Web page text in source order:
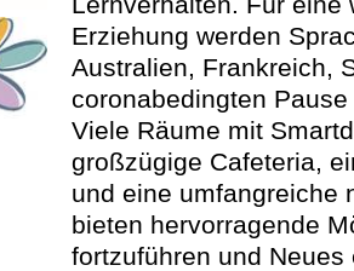
Erziehung werden
Australien, Frankreich,
coronabedingten
Viele Räume mit
großzügige Cafeteria,
und eine umfangreiche
bieten hervorragende
fortzuführen und